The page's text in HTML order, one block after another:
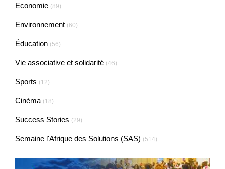
Economie (89)
Environnement (60)
Éducation (56)
Vie associative et solidarité (46)
Sports (12)
Cinéma (18)
Success Stories (29)
Semaine l'Afrique des Solutions (SAS) (514)